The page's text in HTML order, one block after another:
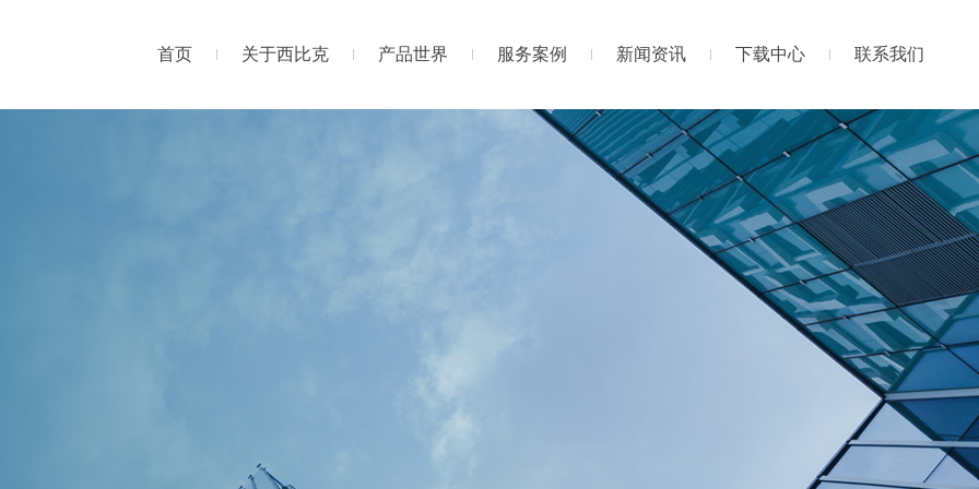
首页 关于西比克 产品世界 服务案例 新闻资讯 下载中心 联系我们